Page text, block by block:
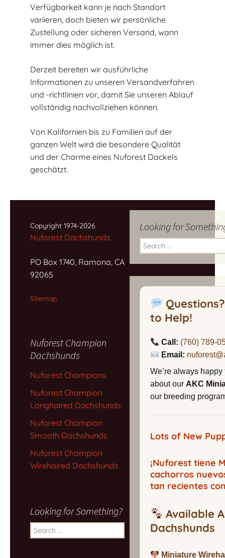
Verfügbarkeit kann je nach Standort
variieren, doch bieten wir persönliche
Zustellung oder sicheren Versand, wann
immer dies möglich ist.
Derzeit bereiten wir ausführliche
Informationen zu unseren Versandverfahren
und -richtlinien vor, damit Sie unseren Ablauf
vollständig nachvollziehen können.
Von Kalifornien bis zu Familien auf der
ganzen Welt wird die besondere Qualität
und der Charme eines Nuforest Dackels
geschätzt.
Looking for
Search
for:
to Help!
Call: (760) 789-
Email:
We’re always
about our AKC
our breeding
Lots of New
¡Nuforest tiene
cachorros
tan recientes
Available
Dachshunds
Miniature
Copyright 1974-2026
Nuforest Dachshunds
PO Box 1740, Ramona, CA
92065
Sitemap
Nuforest Champion
Dachshunds
Nuforest Champions
Nuforest Champion
Longhaired Dachshunds
Nuforest Champion
Smooth Dachshunds
Nuforest Champion
Wirehaired Dachshunds
Looking for Something?
Search
for: